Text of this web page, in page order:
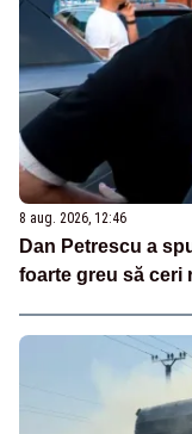
8 aug. 2026, 12:46
Dan Petrescu a
foarte greu să ceri